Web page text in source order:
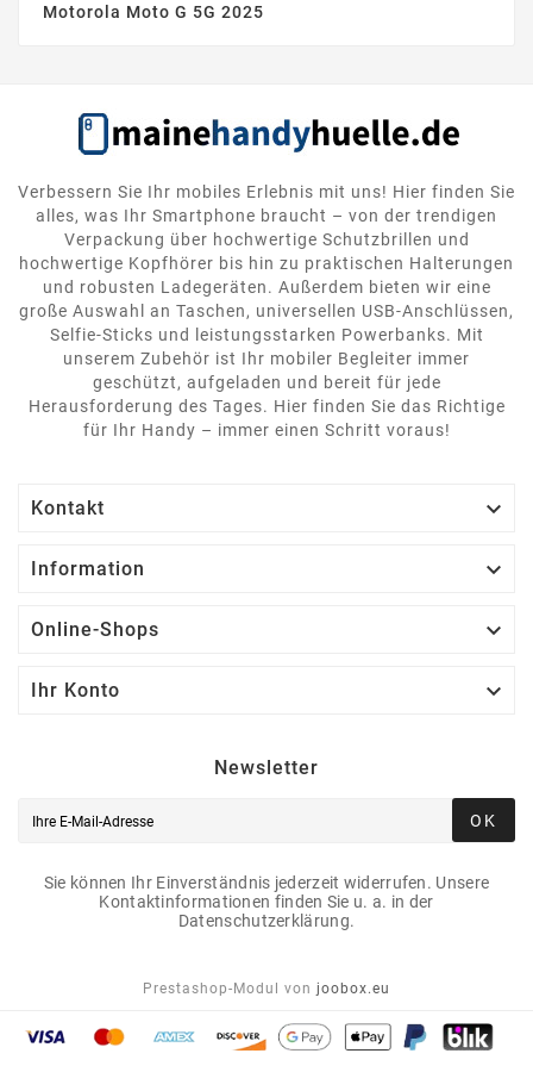
Motorola Moto G 5G 2025
Verbessern Sie Ihr mobiles Erlebnis mit uns! Hier finden Sie
alles, was Ihr Smartphone braucht – von der trendigen
Verpackung über hochwertige Schutzbrillen und
hochwertige Kopfhörer bis hin zu praktischen Halterungen
und robusten Ladegeräten. Außerdem bieten wir eine
große Auswahl an Taschen, universellen USB-Anschlüssen,
Selfie-Sticks und leistungsstarken Powerbanks. Mit
unserem Zubehör ist Ihr mobiler Begleiter immer
geschützt, aufgeladen und bereit für jede
Herausforderung des Tages. Hier finden Sie das Richtige
für Ihr Handy – immer einen Schritt voraus!
Kontakt 
Information 
Online-Shops 
Ihr Konto 
Newsletter
OK
Sie können Ihr Einverständnis jederzeit widerrufen. Unsere
Kontaktinformationen finden Sie u. a. in der
Datenschutzerklärung.
Prestashop-Modul von joobox.eu